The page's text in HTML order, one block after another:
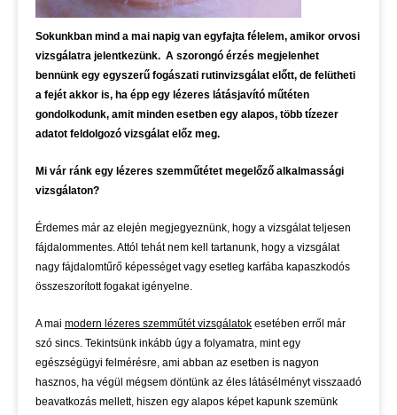
Sokunkban mind a mai napig van egyfajta félelem, amikor orvosi
vizsgálatra jelentkezünk. A szorongó érzés megjelenhet
bennünk egy egyszerű fogászati rutinvizsgálat előtt, de felütheti
a fejét akkor is, ha épp egy lézeres látásjavító műtéten
gondolkodunk, amit minden esetben egy alapos, több tízezer
adatot feldolgozó vizsgálat előz meg.
Mi vár ránk egy lézeres szemműtétet megelőző alkalmassági
vizsgálaton?
Érdemes már az elején megjegyeznünk, hogy a vizsgálat teljesen
fájdalommentes. Attól tehát nem kell tartanunk, hogy a vizsgálat
nagy fájdalomtűrő képességet vagy esetleg karfába kapaszkodós
összeszorított fogakat igényelne.
A mai modern lézeres szemműtét vizsgálatok esetében erről már
szó sincs. Tekintsünk inkább úgy a folyamatra, mint egy
egészségügyi felmérésre, ami abban az esetben is nagyon
hasznos, ha végül mégsem döntünk az éles látásélményt visszaadó
beavatkozás mellett, hiszen egy alapos képet kapunk szemünk